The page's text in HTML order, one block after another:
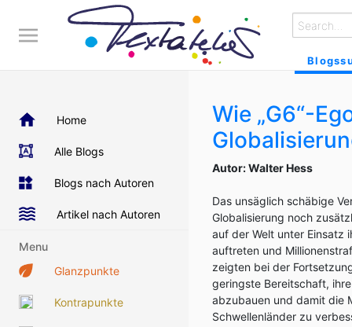
Home
Alle Blogs
Blogs nach Autoren
Artikel nach Autoren
Menu
Glanzpunkte
Kontrapunkte
Wie „G6“-
Autor: Walter Hess
Das unsäglich schäbige
Globalisierung noch
auf der Welt unter Einsatz
auftreten und
zeigten bei der
geringste Bereitschaft,
abzubauen und damit die
Schwellenländer zu